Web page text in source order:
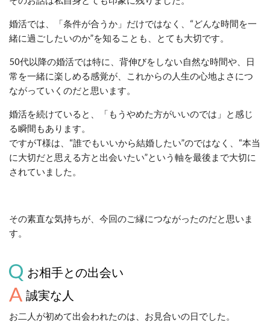
婚活では、「条件が合うか」だけではなく、“どんな時間を一
緒に過ごしたいのか”を知ることも、とても大切です。
50代以降の婚活では特に、背伸びをしない自然な時間や、日
常を一緒に楽しめる感覚が、これからの人生の心地よさにつ
ながっていくのだと思います。
婚活を続けていると、「もうやめた方がいいのでは」と感じ
る瞬間もあります。
ですがT様は、“誰でもいいから結婚したい”のではなく、“本当
に大切だと思える方と出会いたい”という軸を最後まで大切に
されていました。
その素直な気持ちが、今回のご縁につながったのだと思いま
す。
お相手との出会い
誠実な人
お二人が初めて出会われたのは、お見合いの日でした。